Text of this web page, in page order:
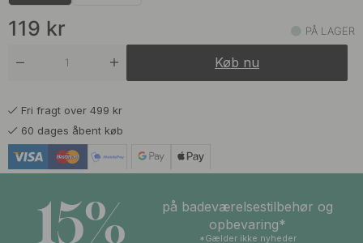
Ubehandlet Messing
119 kr PÅ LAGER
Køb nu
Fri fragt over 499 kr
60 dages åbent køb
15%
på badeværelsestilbehør og
opbevaring*
*Gælder ikke nyheder